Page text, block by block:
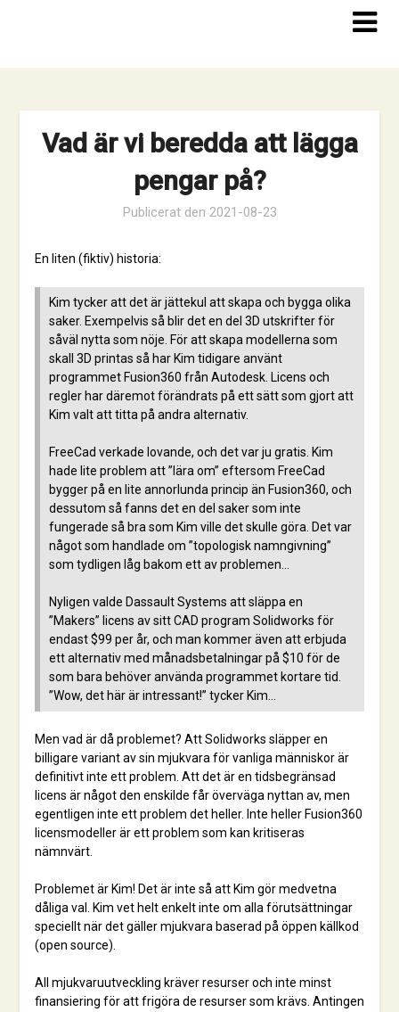
Vad är vi beredda att lägga
pengar på?
Publicerat den 2021-08-23
En liten (fiktiv) historia:
Kim tycker att det är jättekul att skapa och bygga olika
saker. Exempelvis så blir det en del 3D utskrifter för
såväl nytta som nöje. För att skapa modellerna som
skall 3D printas så har Kim tidigare använt
programmet Fusion360 från Autodesk. Licens och
regler har däremot förändrats på ett sätt som gjort att
Kim valt att titta på andra alternativ.
FreeCad verkade lovande, och det var ju gratis. Kim
hade lite problem att ”lära om” eftersom FreeCad
bygger på en lite annorlunda princip än Fusion360, och
dessutom så fanns det en del saker som inte
fungerade så bra som Kim ville det skulle göra. Det var
något som handlade om ”topologisk namngivning”
som tydligen låg bakom ett av problemen…
Nyligen valde Dassault Systems att släppa en
”Makers” licens av sitt CAD program Solidworks för
endast $99 per år, och man kommer även att erbjuda
ett alternativ med månadsbetalningar på $10 för de
som bara behöver använda programmet kortare tid.
”Wow, det här är intressant!” tycker Kim…
Men vad är då problemet? Att Solidworks släpper en
billigare variant av sin mjukvara för vanliga människor är
definitivt inte ett problem. Att det är en tidsbegränsad
licens är något den enskilde får överväga nyttan av, men
egentligen inte ett problem det heller. Inte heller Fusion360
licensmodeller är ett problem som kan kritiseras
nämnvärt.
Problemet är Kim! Det är inte så att Kim gör medvetna
dåliga val. Kim vet helt enkelt inte om alla förutsättningar
speciellt när det gäller mjukvara baserad på öppen källkod
(open source).
All mjukvaruutveckling kräver resurser och inte minst
finansiering för att frigöra de resurser som krävs. Antingen